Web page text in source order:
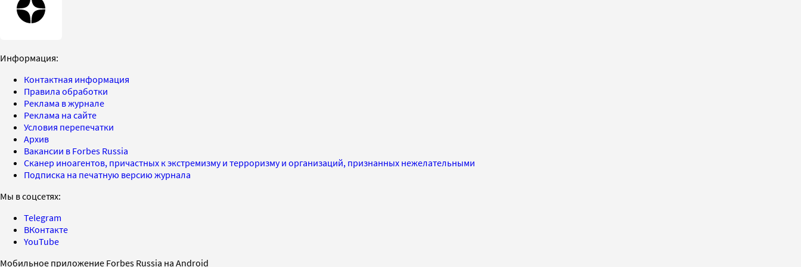
Информация:
Контактная информация
Правила обработки
Реклама в журнале
Реклама на сайте
Условия перепечатки
Архив
Вакансии в Forbes Russia
Сканер иноагентов, причастных к экстремизму и терроризму и организаций, признанных нежелательными
Подписка на печатную версию журнала
Мы в соцсетях:
Telegram
ВКонтакте
YouTube
Мобильное приложение Forbes Russia на Android